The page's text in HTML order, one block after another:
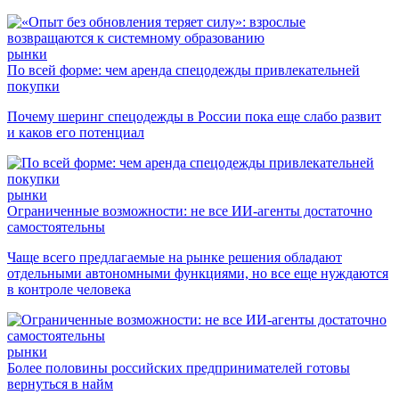
рынки
По всей форме: чем аренда спецодежды привлекательней
покупки
Почему шеринг спецодежды в России пока еще слабо развит
и каков его потенциал
рынки
Ограниченные возможности: не все ИИ-агенты достаточно
самостоятельны
Чаще всего предлагаемые на рынке решения обладают
отдельными автономными функциями, но все еще нуждаются
в контроле человека
рынки
Более половины российских предпринимателей готовы
вернуться в найм